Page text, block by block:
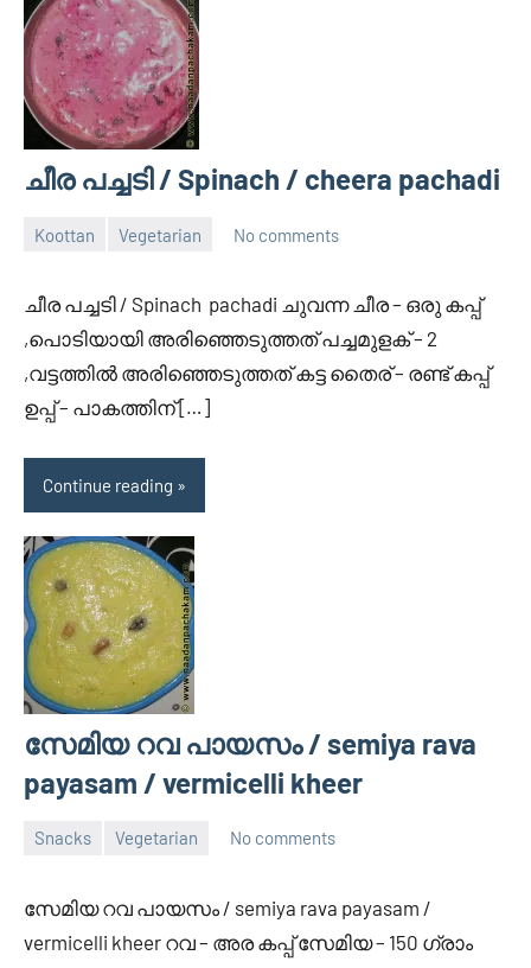
ചീര പച്ചടി / Spinach / cheera pachadi
Koottan Vegetarian
2014
No comments
ചീര പച്ചടി / Spinach pachadi ചുവന്ന ചീര – ഒരു കപ്പ്‌
,പൊടിയായി അരിഞ്ഞെടുത്തത് പച്ചമുളക് – 2
,വട്ടത്തില്‍ അരിഞ്ഞെടുത്തത് കട്ട തൈര് – രണ്ട് കപ്പ്‌
ഉപ്പ് – പാകത്തിന് […]
Continue reading
സേമിയ റവ പായസം / semiya rava
payasam / vermicelli kheer
Snacks Vegetarian
2014
No comments
സേമിയ റവ പായസം / semiya rava payasam /
vermicelli kheer റവ – അര കപ്പ്‌ സേമിയ – 150 ഗ്രാം